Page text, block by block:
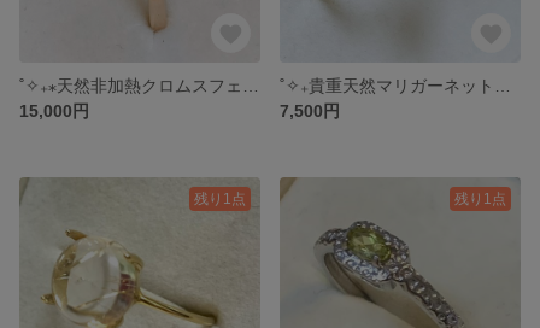
15,000円
7,500円
残り1点 残り1点